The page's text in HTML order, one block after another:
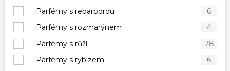
Parfémy s rebarborou
6
Parfémy s rozmarýnem
4
Parfémy s růží
78
Parfémy s rybízem
6